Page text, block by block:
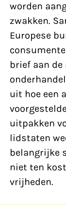
worden
zwakken.
Europese
brief aan de
uit hoe een
uitpakken
lidstaten
belangrijke
niet ten
vrijheden.